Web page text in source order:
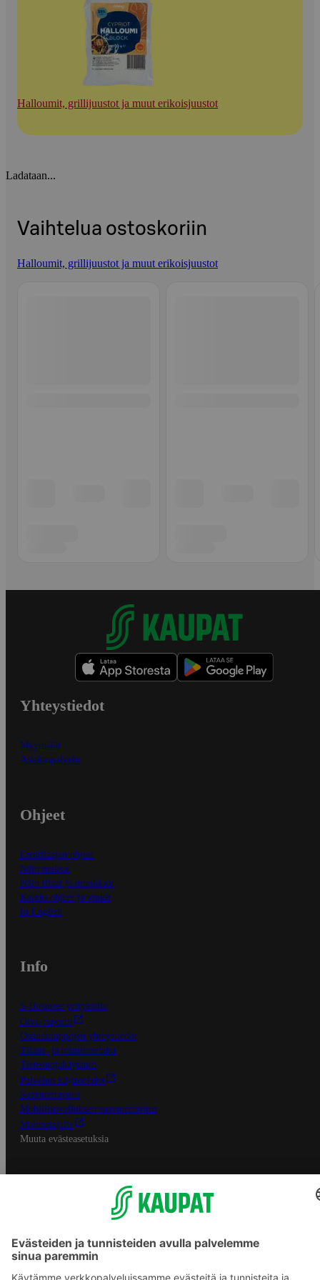
Halloumit, grillijuustot ja muut erikoisjuustot
Ladataan...
Vaihtelua ostoskoriin
Halloumit, grillijuustot ja muut erikoisjuustot
Yhteystiedot
Myymälät
Asiakaspalvelu
Ohjeet
Ensitilaajan ohjeet
Näin maksat
Näin tilaat ja muokkaat
Kaikki ohjeet ja vinkit
In English
Info
S-Business yrityksille
Oiva-raportit
Osuuskauppojen yhteystiedot
Tilaus- ja toimitusehdot
Tietosuojakäytäntö
Palvelun käyttöehdot
Saavutettavuus
Mobiilisovelluksen saavutettavuus
Mainostajalle
Muuta evästeasetuksia
S-ryhmän palvelut
Asiakasomistajuus